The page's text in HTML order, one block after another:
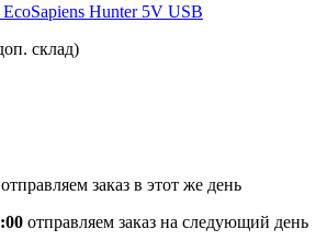
Hunter 5V USB
склад)
отправляем заказ в этот же день
отправляем заказ на следующий день